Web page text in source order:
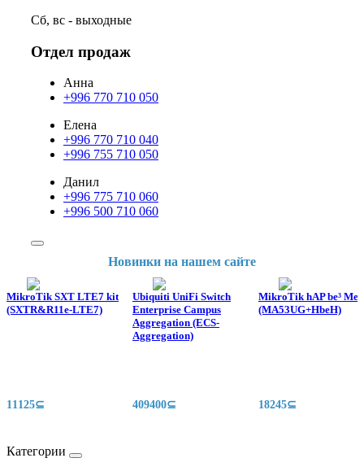
Сб, вс - выходные
Отдел продаж
Анна
+996 770 710 050
Елена
+996 770 710 040
+996 755 710 050
Данил
+996 775 710 060
+996 500 710 060
Новинки на нашем сайте
MikroTik SXT LTE7 kit
(SXTR&R11e-LTE7)
11125⊆
Ubiquiti UniFi Switch
Enterprise Campus
Aggregation (ECS-
Aggregation)
409400⊆
MikroTik hAP be³
(MA53UG+HbeH)
18245⊆
Категории